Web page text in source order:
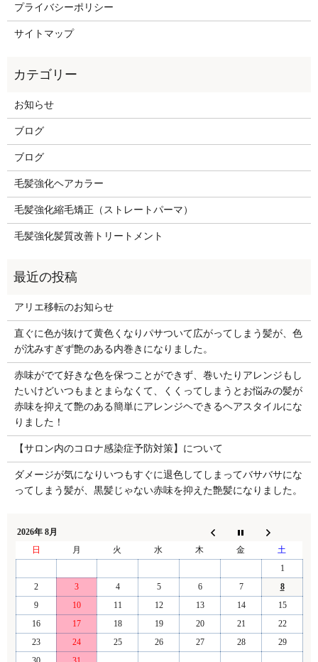
プライバシーポリシー
サイトマップ
お知らせ
ブログ
ブログ
毛髪強化ヘアカラー
毛髪強化縮毛矯正（ストレートパーマ）
毛髪強化髪質改善トリートメント
アリエ移転のお知らせ
直ぐに色が抜けて黄色くなりパサついて広がってしまう髪が、色
が沈みすぎず艶のある内巻きになりました。
赤味がでて好きな色を保つことができず、巻いたりアレンジもし
たいけどいつもまとまらなくて、くくってしまうとお悩みの髪が
赤味を抑えて艶のある簡単にアレンジヘできるヘアスタイルにな
りました！
【サロン内のコロナ感染症予防対策】について
ダメージが気になりいつもすぐに退色してしまってバサバサにな
ってしまう髪が、黒髪じゃない赤味を抑えた艶髪になりました。
2026年 8月
日
月 火 水 木 金
土
1
2
3 4 5 6 7
8
9
10 11 12 13 14
15
16
17 18 19 20 21
22
23
24 25 26 27 28
29